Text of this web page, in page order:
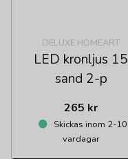
DELUXE HOMEART
LED kronljus 15
sand 2-p
265 kr
Skickas inom 2-10
vardagar